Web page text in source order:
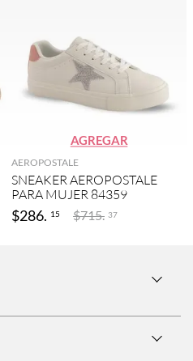
AGREGAR
AEROPOSTALE
SNEAKER AEROPOSTALE
PARA MUJER 84359
$286. 15 $715. 37